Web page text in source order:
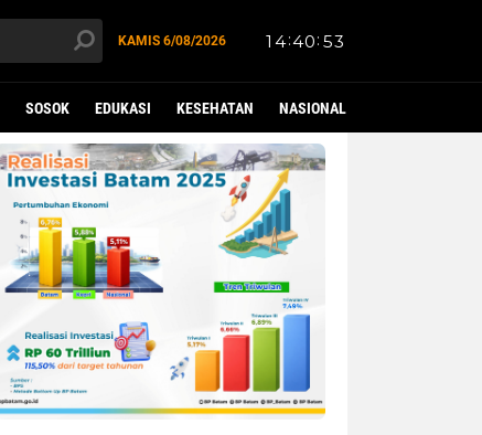
KAMIS 6/08/2026
SOSOK EDUKASI KESEHATAN NASIONAL